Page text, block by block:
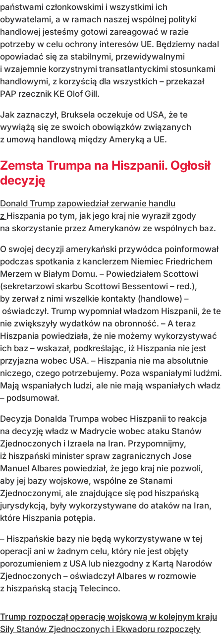
państwami członkowskimi i wszystkimi ich
obywatelami, a w ramach naszej wspólnej polityki
handlowej jesteśmy gotowi zareagować w razie
potrzeby w celu ochrony interesów UE. Będziemy nadal
opowiadać się za stabilnymi, przewidywalnymi
i wzajemnie korzystnymi transatlantyckimi stosunkami
handlowymi, z korzyścią dla wszystkich – przekazał
PAP rzecznik KE Olof Gill.
Jak zaznaczył, Bruksela oczekuje od USA, że te
wywiążą się ze swoich obowiązków związanych
z umową handlową między Ameryką a UE.
Zemsta Trumpa na Hiszpanii. Ogłosił
decyzję
Donald Trump zapowiedział zerwanie handlu
z Hiszpania po tym, jak jego kraj nie wyraził zgody
na skorzystanie przez Amerykanów ze wspólnych baz.
O swojej decyzji amerykański przywódca poinformował
podczas spotkania z kanclerzem Niemiec Friedrichem
Merzem w Białym Domu. – Powiedziałem Scottowi
(sekretarzowi skarbu Scottowi Bessentowi – red.),
by zerwał z nimi wszelkie kontakty (handlowe) –
oświadczył. Trump wypomniał władzom Hiszpanii, że te
nie zwiększyły wydatków na obronność. – A teraz
Hiszpania powiedziała, że nie możemy wykorzystywać
ich baz – wskazał, podkreślając, iż Hiszpania nie jest
przyjazna wobec USA. – Hiszpania nie ma absolutnie
niczego, czego potrzebujemy. Poza wspaniałymi ludźmi.
Mają wspaniałych ludzi, ale nie mają wspaniałych władz
– podsumował.
Decyzja Donalda Trumpa wobec Hiszpanii to reakcja
na decyzję władz w Madrycie wobec ataku Stanów
Zjednoczonych i Izraela na Iran. Przypomnijmy,
iż hiszpański minister spraw zagranicznych Jose
Manuel Albares powiedział, że jego kraj nie pozwoli,
aby jej bazy wojskowe, wspólne ze Stanami
Zjednoczonymi, ale znajdujące się pod hiszpańską
jurysdykcją, były wykorzystywane do ataków na Iran,
które Hiszpania potępia.
– Hiszpańskie bazy nie będą wykorzystywane w tej
operacji ani w żadnym celu, który nie jest objęty
porozumieniem z USA lub niezgodny z Kartą Narodów
Zjednoczonych – oświadczył Albares w rozmowie
z hiszpańską stacją Telecinco.
Trump rozpoczął operację wojskową w kolejnym kraju
Siły Stanów Zjednoczonych i Ekwadoru rozpoczęły